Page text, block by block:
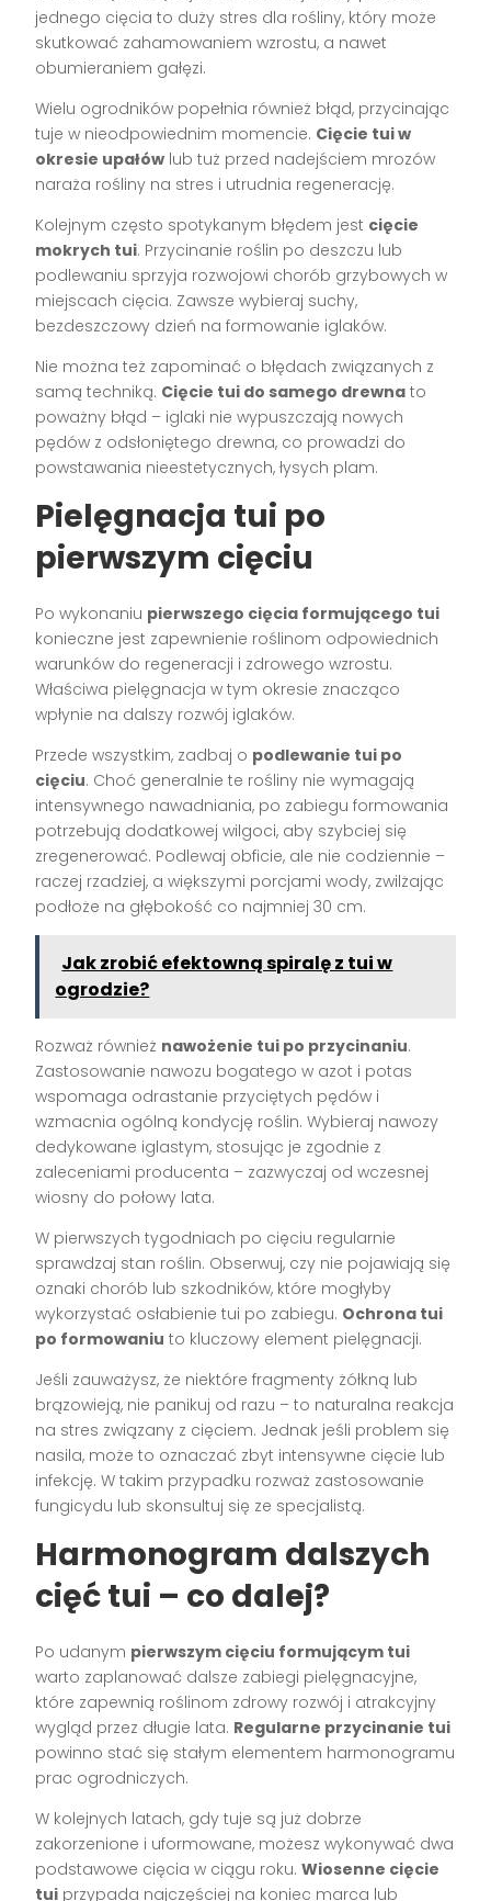
jednego cięcia to duży stres dla rośliny, który może
skutkować zahamowaniem wzrostu, a nawet
obumieraniem gałęzi.
Wielu ogrodników popełnia również błąd, przycinając
tuje w nieodpowiednim momencie. Cięcie tui w
okresie upałów lub tuż przed nadejściem mrozów
naraża rośliny na stres i utrudnia regenerację.
Kolejnym często spotykanym błędem jest cięcie
mokrych tui. Przycinanie roślin po deszczu lub
podlewaniu sprzyja rozwojowi chorób grzybowych w
miejscach cięcia. Zawsze wybieraj suchy,
bezdeszczowy dzień na formowanie iglaków.
Nie można też zapominać o błędach związanych z
samą techniką. Cięcie tui do samego drewna to
poważny błąd – iglaki nie wypuszczają nowych
pędów z odsłoniętego drewna, co prowadzi do
powstawania nieestetycznych, łysych plam.
Pielęgnacja tui po
pierwszym cięciu
Po wykonaniu pierwszego cięcia formującego tui
konieczne jest zapewnienie roślinom odpowiednich
warunków do regeneracji i zdrowego wzrostu.
Właściwa pielęgnacja w tym okresie znacząco
wpłynie na dalszy rozwój iglaków.
Przede wszystkim, zadbaj o podlewanie tui po
cięciu. Choć generalnie te rośliny nie wymagają
intensywnego nawadniania, po zabiegu formowania
potrzebują dodatkowej wilgoci, aby szybciej się
zregenerować. Podlewaj obficie, ale nie codziennie –
raczej rzadziej, a większymi porcjami wody, zwilżając
podłoże na głębokość co najmniej 30 cm.
Jak zrobić efektowną spiralę z tui w
ogrodzie?
Rozważ również nawożenie tui po przycinaniu.
Zastosowanie nawozu bogatego w azot i potas
wspomaga odrastanie przyciętych pędów i
wzmacnia ogólną kondycję roślin. Wybieraj nawozy
dedykowane iglastym, stosując je zgodnie z
zaleceniami producenta – zazwyczaj od wczesnej
wiosny do połowy lata.
W pierwszych tygodniach po cięciu regularnie
sprawdzaj stan roślin. Obserwuj, czy nie pojawiają się
oznaki chorób lub szkodników, które mogłyby
wykorzystać osłabienie tui po zabiegu. Ochrona tui
po formowaniu to kluczowy element pielęgnacji.
Jeśli zauważysz, że niektóre fragmenty żółkną lub
brązowieją, nie panikuj od razu – to naturalna reakcja
na stres związany z cięciem. Jednak jeśli problem się
nasila, może to oznaczać zbyt intensywne cięcie lub
infekcję. W takim przypadku rozważ zastosowanie
fungicydu lub skonsultuj się ze specjalistą.
Harmonogram dalszych
cięć tui – co dalej?
Po udanym pierwszym cięciu formującym tui
warto zaplanować dalsze zabiegi pielęgnacyjne,
które zapewnią roślinom zdrowy rozwój i atrakcyjny
wygląd przez długie lata. Regularne przycinanie tui
powinno stać się stałym elementem harmonogramu
prac ogrodniczych.
W kolejnych latach, gdy tuje są już dobrze
zakorzenione i uformowane, możesz wykonywać dwa
podstawowe cięcia w ciągu roku.Wiosenne cięcie
tui przypada najczęściej na koniec marca lub